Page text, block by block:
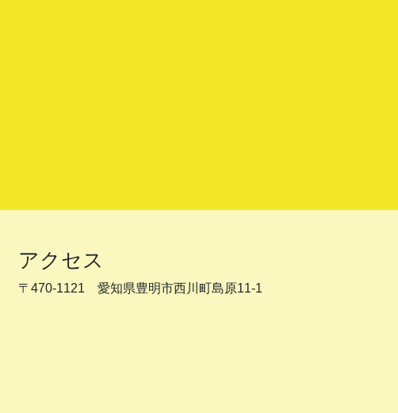
アクセス
〒470-1121 愛知県豊明市西川町島原11-1